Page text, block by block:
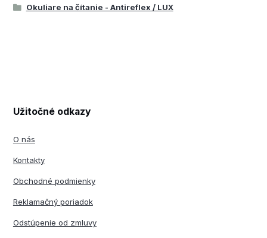
Okuliare na čítanie - Antireflex / LUX
Užitočné odkazy
O nás
Kontakty
Obchodné podmienky
Reklamačný poriadok
Odstúpenie od zmluvy